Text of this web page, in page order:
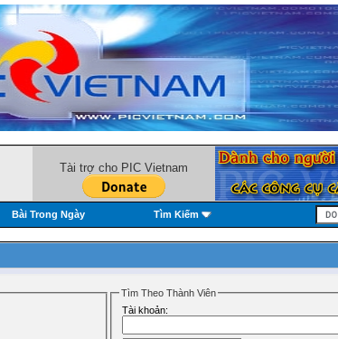
Tài trợ cho PIC Vietnam
Bài Trong Ngày Tìm Kiếm
Tìm Theo Thành Viên
Tài khoản: